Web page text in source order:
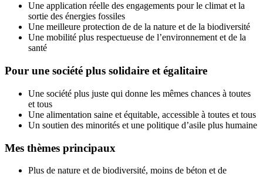
Une application réelle des engagements pour le climat et la
sortie des énergies fossiles
Une meilleure protection de de la nature et de la biodiversité
Une mobilité plus respectueuse de l’environnement et de la
santé
Pour une société plus solidaire et égalitaire
Une société plus juste qui donne les mêmes chances à toutes
et tous
Une alimentation saine et équitable, accessible à toutes et tous
Un soutien des minorités et une politique d’asile plus humaine
Mes thèmes principaux
Plus de nature et de biodiversité, moins de béton et de